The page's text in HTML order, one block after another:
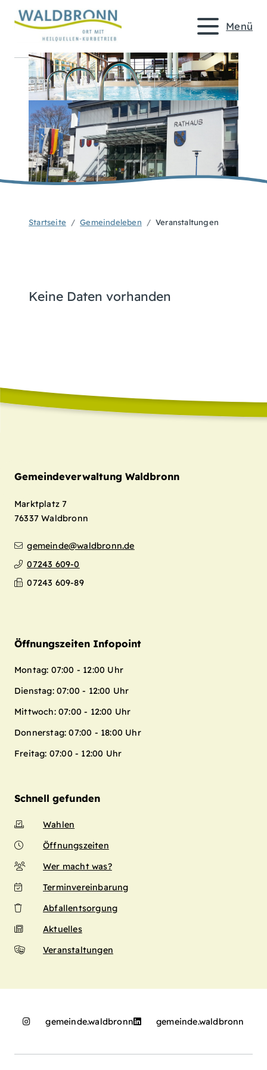
Menü
Startseite Gemeindeleben Veranstaltungen
Keine Daten vorhanden
Gemeindeverwaltung Waldbronn
Marktplatz 7
76337 Waldbronn
gemeinde@waldbronn.de
07243 609-0
07243 609-89
Öffnungszeiten Infopoint
Montag: 07:00 - 12:00 Uhr
Dienstag: 07:00 - 12:00 Uhr
Mittwoch: 07:00 - 12:00 Uhr
Donnerstag: 07:00 - 18:00 Uhr
Freitag: 07:00 - 12:00 Uhr
Schnell gefunden
Wahlen
Öffnungszeiten
Wer macht was?
Terminvereinbarung
Abfallentsorgung
Aktuelles
Veranstaltungen
gemeinde.waldbronn gemeinde.waldbronn